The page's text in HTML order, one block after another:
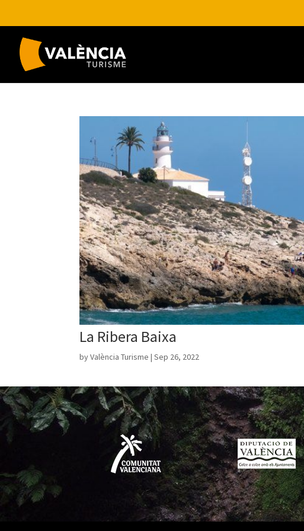
La Ribera Baixa
byValència Turisme |Sep 26, 2022